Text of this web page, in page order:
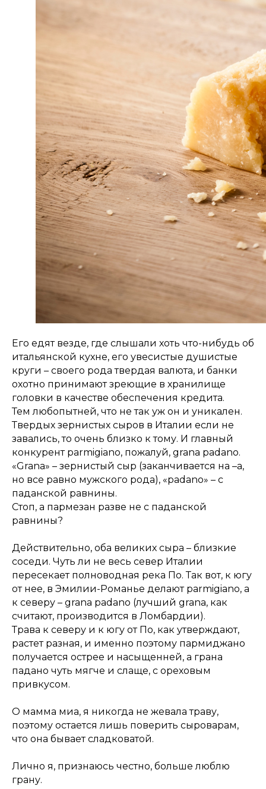
Его едят везде, где слышали хоть что-нибудь об
итальянской кухне, его увесистые душистые
круги – своего рода твердая валюта, и банки
охотно принимают зреющие в хранилище
головки в качестве обеспечения кредита.
Тем любопытней, что не так уж он и уникален.
Твердых зернистых сыров в Италии если не
завались, то очень близко к тому. И главный
конкурент parmigiano, пожалуй, grana padano.
«Grana» – зернистый сыр (заканчивается на –а,
но все равно мужского рода), «padano» – с
паданской равнины.
Стоп, а пармезан разве не с паданской
равнины?
Действительно, оба великих сыра – близкие
соседи. Чуть ли не весь север Италии
пересекает полноводная река По. Так вот, к югу
от нее, в Эмилии-Романье делают parmigiano, а
к северу – grana padano (лучший grana, как
считают, производится в Ломбардии).
Трава к северу и к югу от По, как утверждают,
растет разная, и именно поэтому пармиджано
получается острее и насыщенней, а грана
падано чуть мягче и слаще, с ореховым
привкусом.
О мамма миа, я никогда не жевала траву,
поэтому остается лишь поверить сыроварам,
что она бывает сладковатой.
Лично я, признаюсь честно, больше люблю
грану.